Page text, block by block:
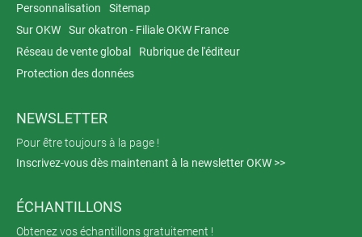
Personnalisation
Sitemap
Sur OKW
Sur okatron - Filiale OKW France
Réseau de vente global
Rubrique de l'éditeur
Protection des données
NEWSLETTER
Pour être toujours à la page !
Inscrivez-vous dès maintenant à la newsletter OKW >>
ÉCHANTILLONS
Obtenez vos échantillons gratuitement !